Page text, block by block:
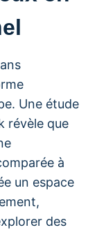
Une étude
révèle que
à
un espace
des